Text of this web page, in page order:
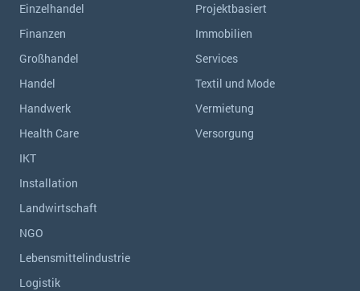
Einzelhandel
Finanzen
Großhandel
Handel
Handwerk
Health Care
IKT
Installation
Landwirtschaft
NGO
Lebensmittelindustrie
Logistik
Projektbasiert
Immobilien
Services
Textil und Mode
Vermietung
Versorgung